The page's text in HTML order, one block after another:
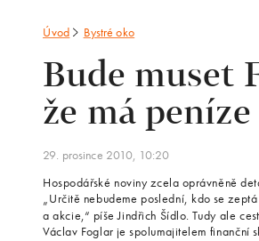
Úvod Bystré oko
Bude muset
že má
29. prosince 2010, 10:20
Hospodářské noviny zcela oprávněně
„Určitě nebudeme poslední, kdo se
a akcie,“ píše Jindřich Šídlo. Tudy ale
Václav Foglar je spolumajitelem finanční